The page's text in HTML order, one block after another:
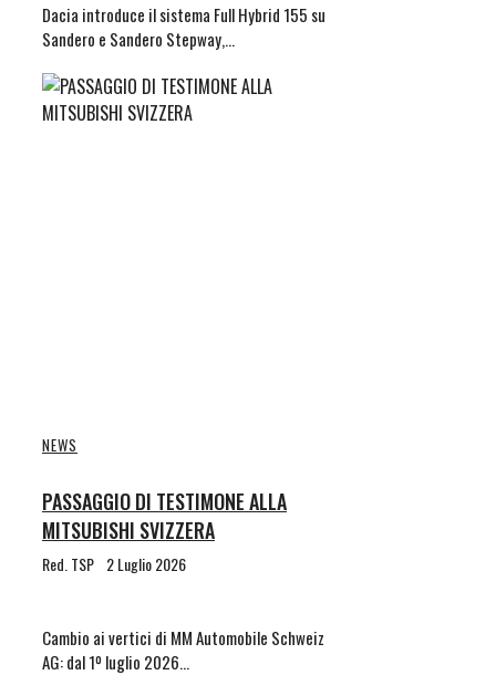
Dacia introduce il sistema Full Hybrid 155 su
Sandero e Sandero Stepway,…
NEWS
PASSAGGIO DI TESTIMONE ALLA
MITSUBISHI SVIZZERA
Red. TSP 2 Luglio 2026
Cambio ai vertici di MM Automobile Schweiz
AG: dal 1º luglio 2026…